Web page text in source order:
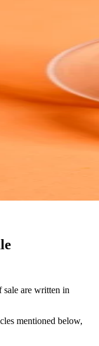
sale are written in
mentioned below,